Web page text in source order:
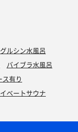
グルシン水風呂
バイブラ水風呂
有り
ベートサウナ